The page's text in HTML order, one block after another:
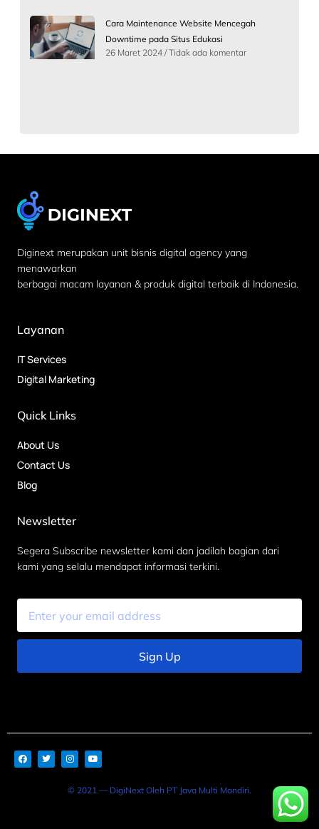
Cara Maintenance Website Mencegah
Downtime pada Situs Edukasi
26 Maret 2024 Tidak ada komentar
Diginext merupakan unit bisnis digital agency yang
menawarkan
berbagai macam layanan & produk digital terbaik di Indonesia.
Layanan
IT Services
Digital Marketing
Quick Links
About Us
Contact Us
Blog
Newsletter
Segera Subscribe newsletter kami dan jadilah bagian dari
kami yang selalu mendapat informasi terkini.
Sign Up
© 2021 — DigiNext Oleh PT Java Multi Mandiri.